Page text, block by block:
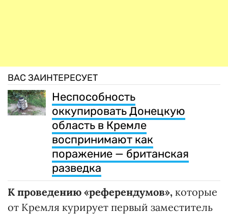
ВАС ЗАИНТЕРЕСУЕТ
Неспособность
оккупировать Донецкую
область в Кремле
воспринимают как
поражение — британская
разведка
К проведению «референдумов», которые
от Кремля курирует первый заместитель